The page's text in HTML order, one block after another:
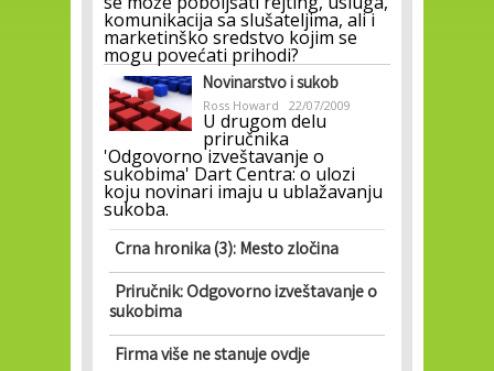
komunikacija sa slušateljima, ali i
marketinško sredstvo kojim se
mogu povećati prihodi?
Novinarstvo i sukob
Ross Howard 22/07/2009
U drugom delu
priručnika
'Odgovorno izveštavanje o
sukobima' Dart Centra: o ulozi
koju novinari imaju u ublažavanju
sukoba.
Crna hronika (3): Mesto zločina
Priručnik: Odgovorno izveštavanje o
sukobima
Firma više ne stanuje ovdje